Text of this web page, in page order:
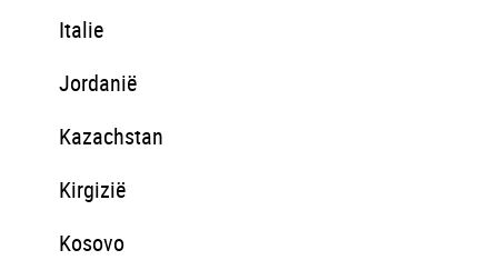
Italie
Jordanië
Kazachstan
Kirgizië
Kosovo